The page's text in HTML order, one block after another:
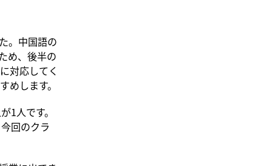
。中国語の
め、後半の
対応してく
します。
1人です。
回のクラ